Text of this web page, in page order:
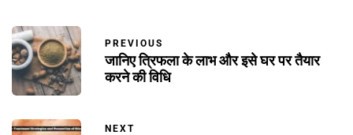
PREVIOUS
जानिए त्रिफला के लाभ और इसे घर पर तैयार
करने की विधि
NEXT